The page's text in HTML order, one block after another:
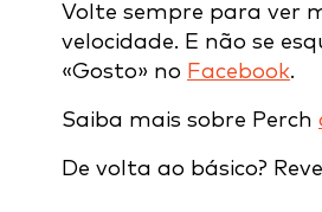
Volte sempre para ver
velocidade. E não se
«Gosto» no Facebook.
Saiba mais sobre Perch
De volta ao básico?